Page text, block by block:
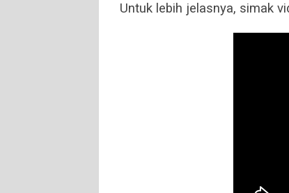
Untuk lebih jelasnya, simak